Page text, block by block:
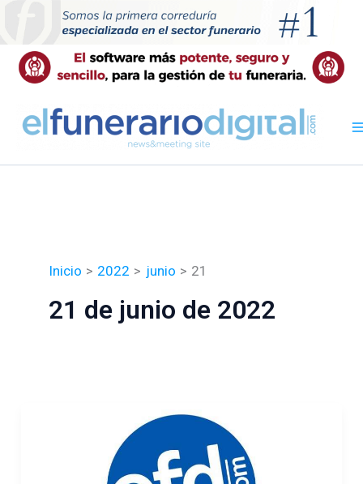
contenido
Inicio 2022 junio 21
21 de junio de 2022